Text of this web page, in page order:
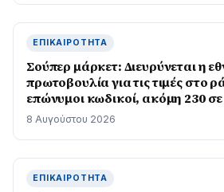
ΕΠΙΚΑΙΡΌΤΗΤΑ
Σούπερ μάρκετ: Διευρύνεται η
πρωτοβουλία για τις τιμές στο
επώνυμοι κωδικοί, ακόμη 230
προϊόντα ιδιωτικής ετικέτας
8 Αυγούστου 2026
ΕΠΙΚΑΙΡΌΤΗΤΑ